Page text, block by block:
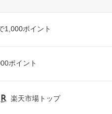
1,000ポイント
ポイント
楽天市場トップ